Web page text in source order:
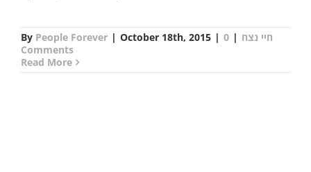
By People Forever | October 18th, 2015 | חיי נצח |
0
Comments
Read More